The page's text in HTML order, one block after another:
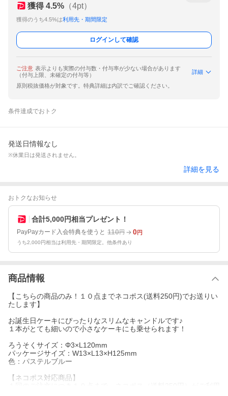
獲得 4.5% （4pt）
獲得のうち4.5%は利用先・期間限定
ログインして確認
ご注意 表示よりも実際の付与数・付与率が少ない場合があります
（付与上限、未確定の付与等）
詳細
原則税抜価格が対象です。特典詳細は内訳でご確認ください。
条件達成でおトク
発送日情報なし
※休業日は発送されません。
詳細を見る
おトクなお知らせ
合計5,000円相当プレゼント！
PayPayカード入会特典を使うと 110円 0円
うち2,000円相当は利用先・期間限定。他条件あり
商品情報
【こちらの商品のみ！１０点までネコポス(送料250円)でお送りい
たします】
お誕生日ケーキにぴったりなスリムなキャンドルです♪
１本がとても細いので小さなケーキにも乗せられます！
ろうそくサイズ：Φ3×L120mm
パッケージサイズ：W13×L13×H125mm
色：パステルブルー
【ネコポス対応商品】